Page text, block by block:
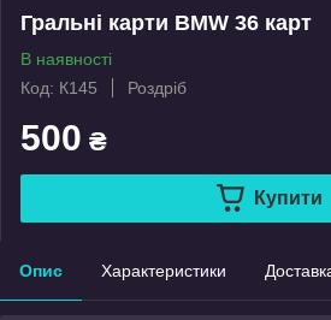
Гральні карти BMW 36 карт
В наявності
Код: К145
Роздріб
500 ₴
Купити
Опис Характеристики